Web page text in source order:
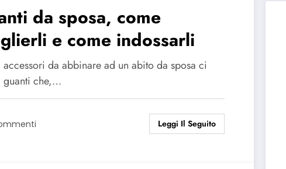
da sposa, come
e come indossarli
accessori da abbinare ad un abito da sposa ci
guanti che,…
Leggi Il Seguito